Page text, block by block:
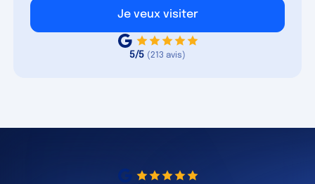
Je veux visiter
5/5 (213 avis)